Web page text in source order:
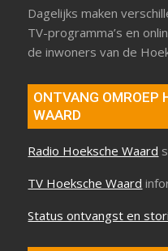
Dagelijks maken
TV-programma’s en
de inwoners van de
ONTVANG OMROEP
WAARD
Radio Hoeksche Waard
TV Hoeksche Waard
Status ontvangst en